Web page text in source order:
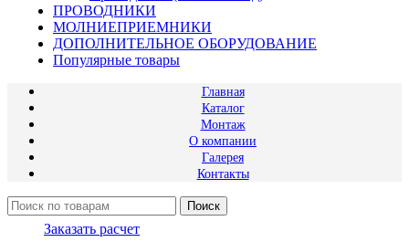
ПРОВОДНИКИ
МОЛНИЕПРИЕМНИКИ
ДОПОЛНИТЕЛЬНОЕ ОБОРУДОВАНИЕ
Популярные товары
Главная
Каталог
Монтаж
О компании
Галерея
Контакты
Поиск
Заказать расчет